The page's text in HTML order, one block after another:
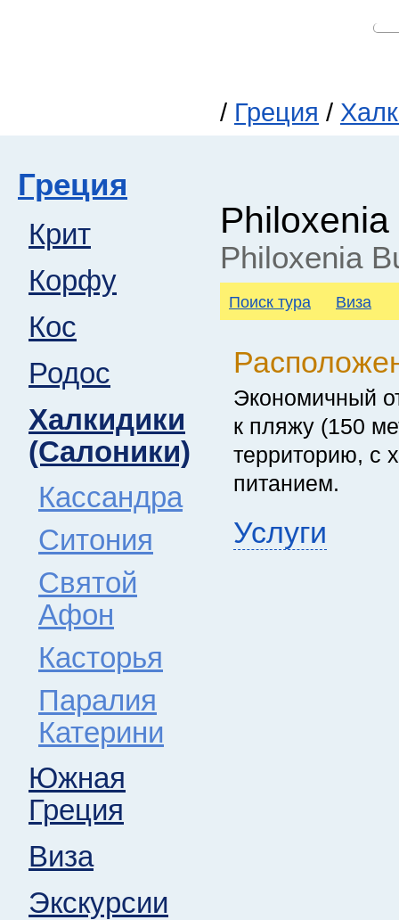
/ Греция /
Греция
Крит
Корфу
Кос
Родос
Халкидики
(Салоники)
Кассандра
Ситония
Святой
Афон
Касторья
Паралия
Катерини
Южная
Греция
Виза
Экскурсии
Philoxenia
Поиск тура Виза
Экономичный
к пляжу (150
территорию, с
питанием.
Услуги